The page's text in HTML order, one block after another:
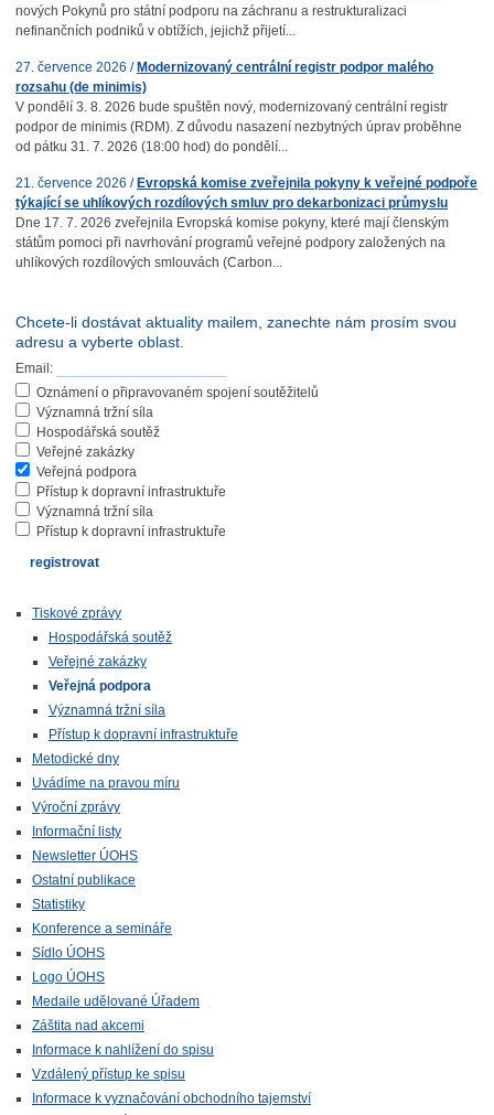
nových Pokynů pro státní podporu na záchranu a restrukturalizaci
nefinančních podniků v obtížích, jejichž přijetí...
27. července 2026 / Modernizovaný centrální registr podpor malého
rozsahu (de minimis)
V pondělí 3. 8. 2026 bude spuštěn nový, modernizovaný centrální registr
podpor de minimis (RDM). Z důvodu nasazení nezbytných úprav proběhne
od pátku 31. 7. 2026 (18:00 hod) do pondělí...
21. července 2026 / Evropská komise zveřejnila pokyny k veřejné podpoře
týkající se uhlíkových rozdílových smluv pro dekarbonizaci průmyslu
Dne 17. 7. 2026 zveřejnila Evropská komise pokyny, které mají členským
státům pomoci při navrhování programů veřejné podpory založených na
uhlíkových rozdílových smlouvách (Carbon...
Chcete-li dostávat aktuality mailem, zanechte nám prosím svou
adresu a vyberte oblast.
Email:
Oznámení o připravovaném spojení soutěžitelů
Významná tržní síla
Hospodářská soutěž
Veřejné zakázky
Veřejná podpora
Přístup k dopravní infrastruktuře
Významná tržní síla
Přístup k dopravní infrastruktuře
Tiskové zprávy
Hospodářská soutěž
Veřejné zakázky
Veřejná podpora
Významná tržní síla
Přístup k dopravní infrastruktuře
Metodické dny
Uvádíme na pravou míru
Výroční zprávy
Informační listy
Newsletter ÚOHS
Ostatní publikace
Statistiky
Konference a semináře
Sídlo ÚOHS
Logo ÚOHS
Medaile udělované Úřadem
Záštita nad akcemi
Informace k nahlížení do spisu
Vzdálený přístup ke spisu
Informace k vyznačování obchodního tajemství